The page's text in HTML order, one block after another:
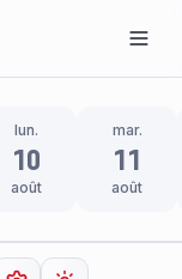
lun.
10
août
mar.
11
août